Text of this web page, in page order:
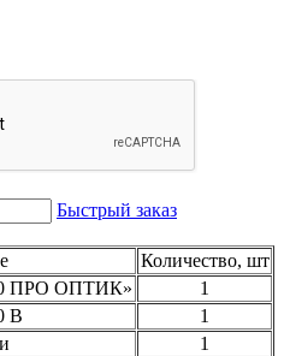
Быстрый заказ
Количество, шт
ПРО ОПТИК»
1
В
1
1